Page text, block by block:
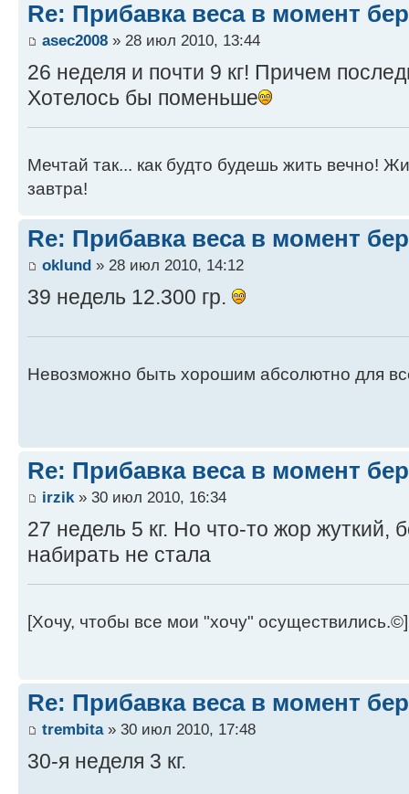
Re: Прибавка веса в момент
asec2008 » 28 июл 2010, 13:44
26 неделя и почти 9 кг! Причем
Хотелось бы поменьше
Мечтай так... как будто будешь жить вечно!
завтра!
Re: Прибавка веса в момент
oklund » 28 июл 2010, 14:12
39 недель 12.300 гр.
Невозможно быть хорошим абсолютно для
Re: Прибавка веса в момент
irzik» 30 июл 2010, 16:34
27 недель 5 кг. Но что-то жор жуткий,
набирать не стала
[Хочу, чтобы все мои "хочу" осуществились.©]
Re: Прибавка веса в момент
trembita» 30 июл 2010, 17:48
30-я неделя 3 кг.